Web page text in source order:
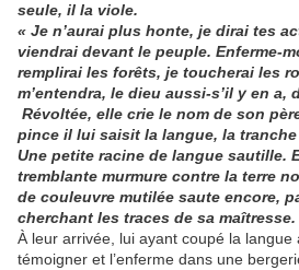
seule, il la viole.
« Je n’aurai plus honte, je dirai tes
viendrai devant le peuple. Enferme-
remplirai les forêts, je toucherai les
m’entendra, le dieu aussi-s’il y en a,
Révoltée, elle crie le nom de son
pince il lui saisit la langue, la
Une petite racine de langue sautille.
tremblante murmure contre la terre
de couleuvre mutilée saute encore,
cherchant les traces de sa maîtresse.
À leur arrivée, lui ayant coupé la langue
témoigner et l’enferme dans une